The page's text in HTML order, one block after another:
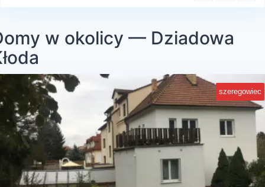
w okolicy — Dziadowa
szeregowiec